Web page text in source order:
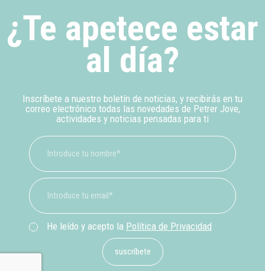
¿Te apetece estar
al día?
Inscríbete a nuestro boletín de noticias, y recibirás en tu
correo electrónico todas las novedades de Petrer Jove,
actividades y noticias pensadas para ti
He leído y acepto la Política de Privacidad
suscríbete